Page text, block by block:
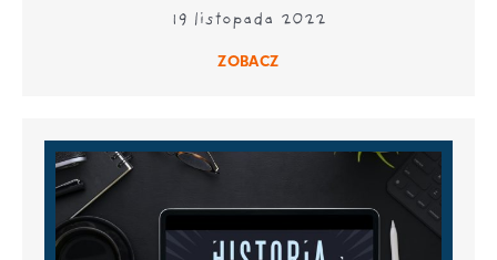
19 listopada 2022
ZOBACZ